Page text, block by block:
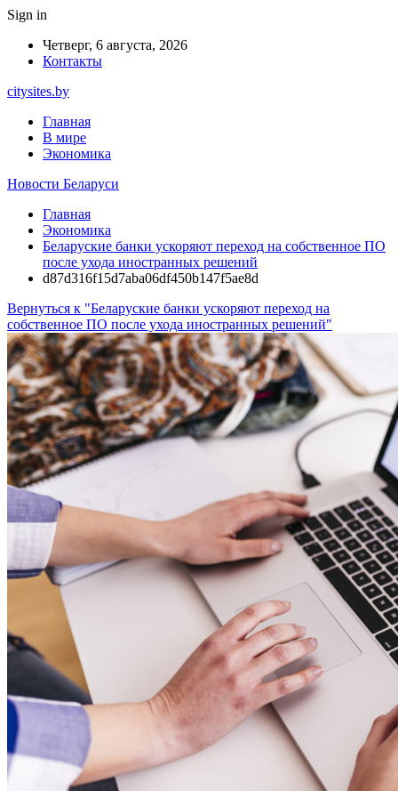
Sign in
Четверг, 6 августа, 2026
Контакты
citysites.by
Главная
В мире
Экономика
Новости Беларуси
Главная
Экономика
Беларуские банки ускоряют переход на собственное ПО
после ухода иностранных решений
d87d316f15d7aba06df450b147f5ae8d
Вернуться к "Беларуские банки ускоряют переход на
собственное ПО после ухода иностранных решений"